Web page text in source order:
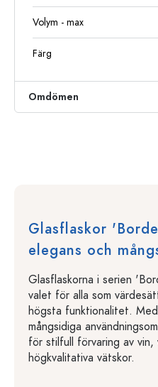
Volym - max
Färg
Omdömen
Glasflaskor
elegans och
Glasflaskorna i serien
valet för alla som
högsta funktionalitet.
mångsidiga
för stilfull förvaring av vin,
högkvalitativa vätskor.